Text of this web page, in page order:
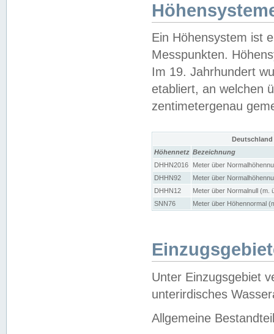
Ein Höhensystem ist
Messpunkten.
Im 19. Jahrhundert
etabliert, an welchen
zentimetergenau
Höhennetz Bezeichnung
DHHN2016
Meter über
DHHN92
Meter über
DHHN12
Meter über Normalnull (m.
SNN76
Meter über Höhennormal
Unter Einzugsgebiet
unterirdisches
Allgemeine